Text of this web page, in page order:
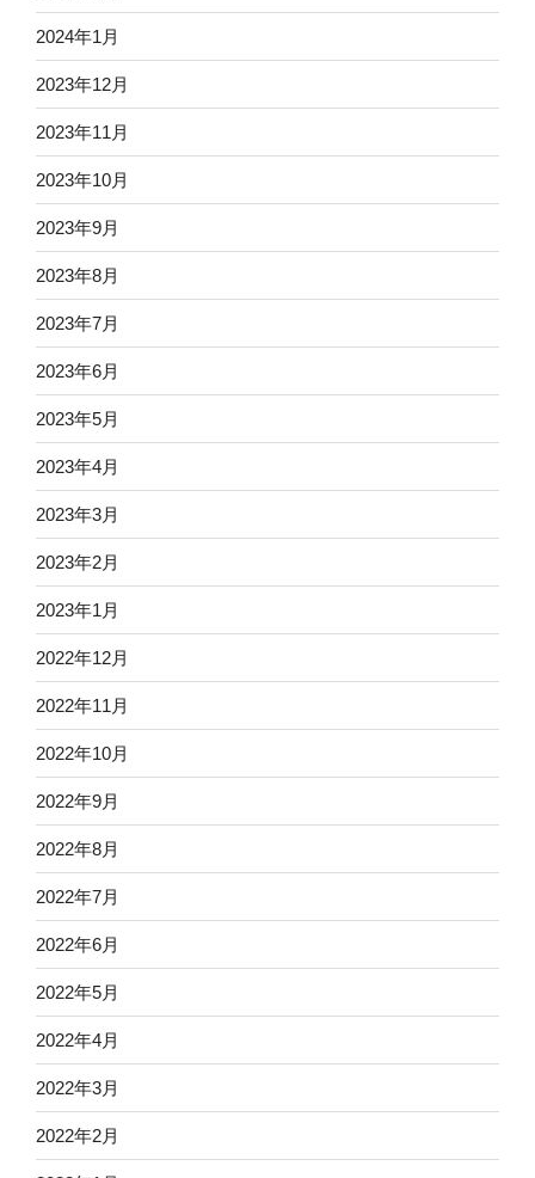
2024年1月
2023年12月
2023年11月
2023年10月
2023年9月
2023年8月
2023年7月
2023年6月
2023年5月
2023年4月
2023年3月
2023年2月
2023年1月
2022年12月
2022年11月
2022年10月
2022年9月
2022年8月
2022年7月
2022年6月
2022年5月
2022年4月
2022年3月
2022年2月